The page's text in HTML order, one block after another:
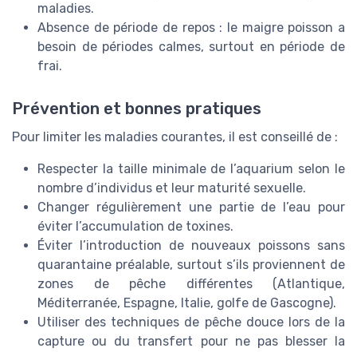
maladies.
Absence de période de repos : le maigre poisson a
besoin de périodes calmes, surtout en période de
frai.
Prévention et bonnes pratiques
Pour limiter les maladies courantes, il est conseillé de :
Respecter la taille minimale de l’aquarium selon le
nombre d’individus et leur maturité sexuelle.
Changer régulièrement une partie de l’eau pour
éviter l’accumulation de toxines.
Éviter l’introduction de nouveaux poissons sans
quarantaine préalable, surtout s’ils proviennent de
zones de pêche différentes (Atlantique,
Méditerranée, Espagne, Italie, golfe de Gascogne).
Utiliser des techniques de pêche douce lors de la
capture ou du transfert pour ne pas blesser la